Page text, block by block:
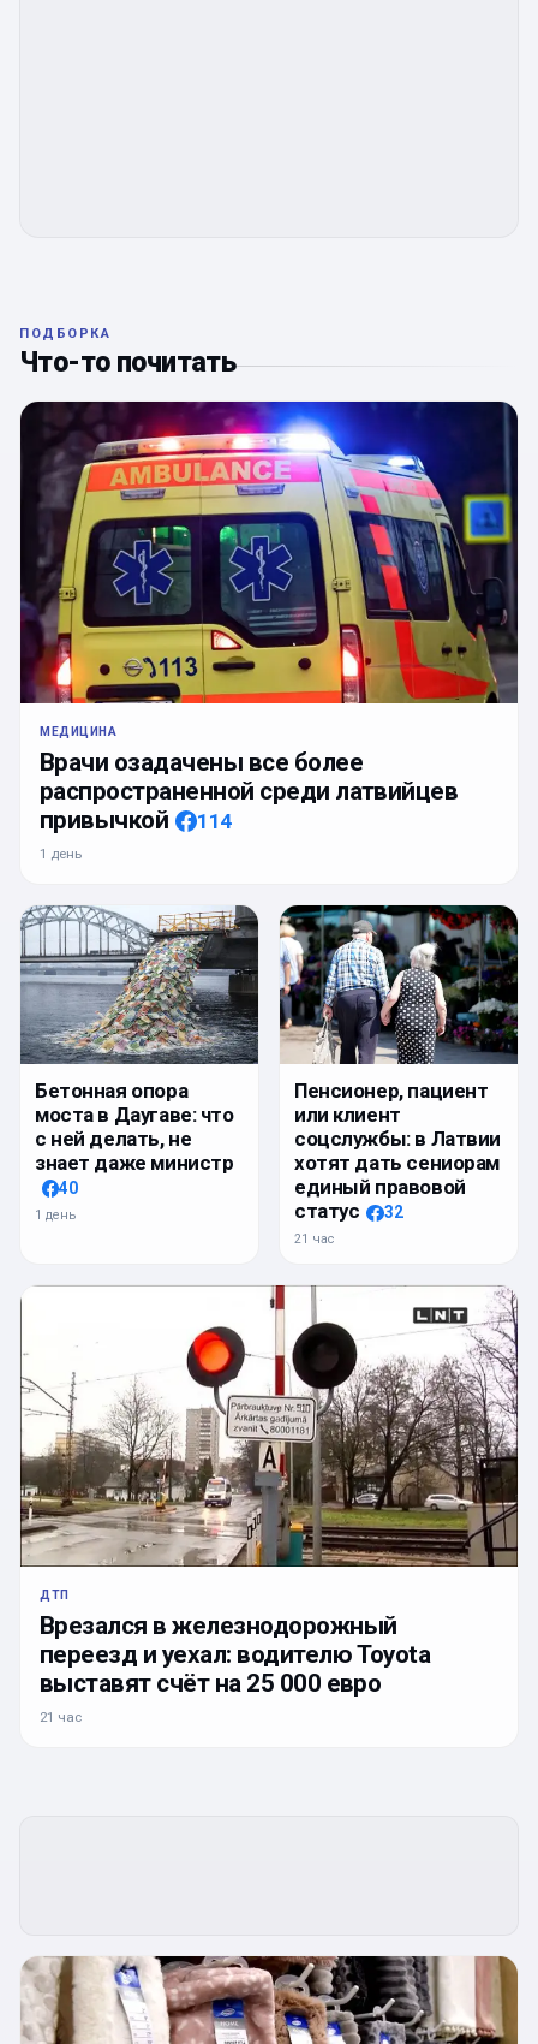
ПОДБОРКА
Что-то почитать
МЕДИЦИНА
Врачи озадачены все более
распространенной среди латвийцев
привычкой
114
1 день
Бетонная опора
моста в Даугаве: что
с ней делать, не
знает даже министр
40
1 день
Пенсионер, пациент
или клиент
соцслужбы: в Латвии
хотят дать сениорам
единый правовой
статус
32
21 час
ДТП
Врезался в железнодорожный
переезд и уехал: водителю Toyota
выставят счёт на 25 000 евро
21 час